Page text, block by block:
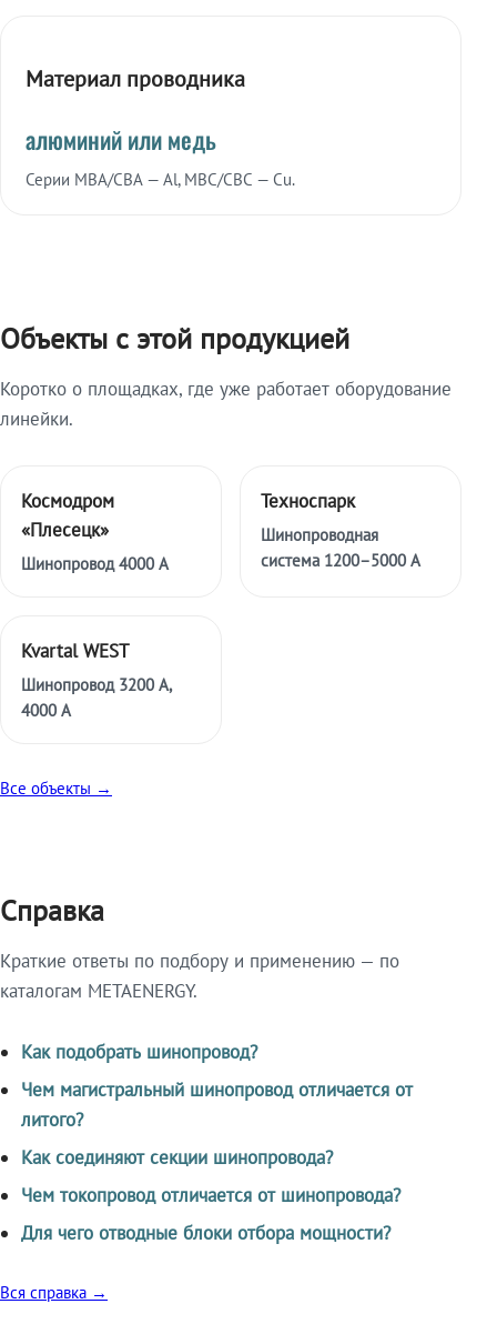
Материал проводника
алюминий или медь
Серии МВА/СВА — Al, МВС/СВС — Cu.
Объекты с этой продукцией
Коротко о площадках, где уже работает оборудование
линейки.
Космодром
«Плесецк»
Шинопровод 4000 А
Техноспарк
Шинопроводная
система 1200–5000 А
Kvartal WEST
Шинопровод 3200 А,
4000 А
Все объекты →
Справка
Краткие ответы по подбору и применению — по
каталогам METAENERGY.
Как подобрать шинопровод?
Чем магистральный шинопровод отличается от
литого?
Как соединяют секции шинопровода?
Чем токопровод отличается от шинопровода?
Для чего отводные блоки отбора мощности?
Вся справка →